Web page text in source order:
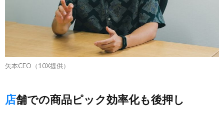
矢本CEO（10X提供）
店舗での商品ピック効率化も後押し